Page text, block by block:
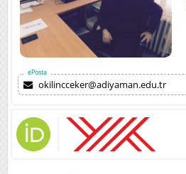
ePosta
okilincceker@adiyaman.edu.tr